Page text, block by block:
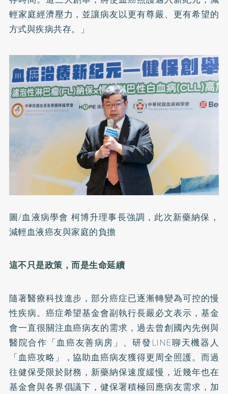
輕家庭經濟壓力，並讓病友以更有尊嚴、更有希望的
方式與疾病共存。」
圖/血液病學會 柯博升理事長強調，此次新藥納保，
減輕血液癌友與家庭的負擔
這不只是政策，而是生命延續
隨著醫療科技進步，部分癌症已逐漸轉變為可控的慢
性疾病。癌症希望基金會副執行長嚴必文表示，基金
會一直很關注血癌病友的需求，過去曾創國內先例與
醫院合作「血癌友善病房」、研發LINE聊天機器人
「血癌攻略」，協助血癌病友獲得更周全照護。而過
往健保受限於財務，新藥納保速度緩慢，近幾年也在
基金會與各界倡議下，健保署積極回應病友需求，加